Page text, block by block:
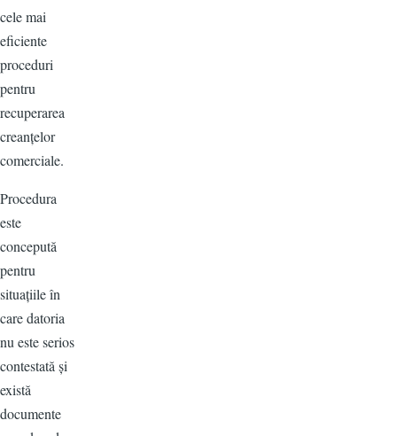
cele mai
eficiente
proceduri
pentru
recuperarea
creanțelor
comerciale.
Procedura
este
concepută
pentru
situațiile în
care datoria
nu este serios
contestată și
există
documente